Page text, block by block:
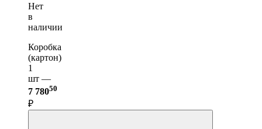
Нет
в
наличии
Коробка
(картон)
1
шт —
7 78050
₽